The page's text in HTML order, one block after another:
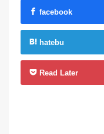
facebook
hatebu
Read Later